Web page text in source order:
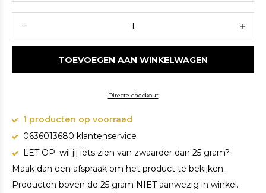
TOEVOEGEN AAN WINKELWAGEN
Directe checkout
1 producten op voorraad
0636013680 klantenservice
LET OP: wil jij iets zien van zwaarder dan 25 gram?
Maak dan een afspraak om het product te bekijken.
Producten boven de 25 gram NIET aanwezig in winkel.